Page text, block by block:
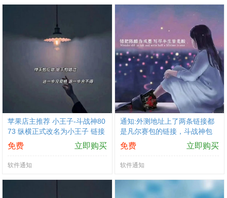
苹果店主推荐 小王子-斗战神80
73 纵横正式改名为小王子 链接
稳定，撤销提交上家换码 口碑
产品有保障-不惧诋毁
免费 立即购买
软件通知
通知:外测地址上了两条链接都
是凡尔赛包的链接，斗战神包
的暂时不上，需要下载斗战神
包的先下载内测
免费 立即购买
软件通知